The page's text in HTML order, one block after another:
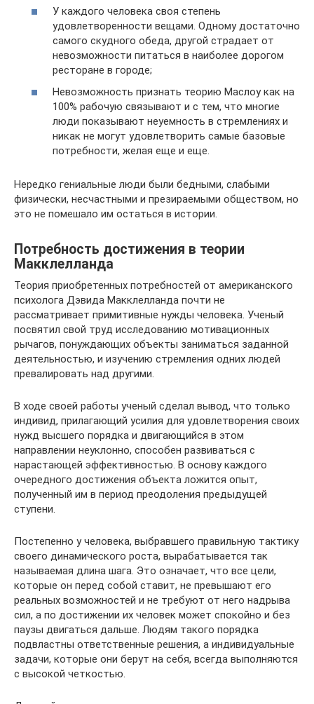
У каждого человека своя степень
удовлетворенности вещами. Одному достаточно
самого скудного обеда, другой страдает от
невозможности питаться в наиболее дорогом
ресторане в городе;
Невозможность признать теорию Маслоу как на
100% рабочую связывают и с тем, что многие
люди показывают неуемность в стремлениях и
никак не могут удовлетворить самые базовые
потребности, желая еще и еще.
Нередко гениальные люди были бедными, слабыми
физически, несчастными и презираемыми обществом, но
это не помешало им остаться в истории.
Потребность достижения в теории
Макклелланда
Теория приобретенных потребностей от американского
психолога Дэвида Макклелланда почти не
рассматривает примитивные нужды человека. Ученый
посвятил свой труд исследованию мотивационных
рычагов, понуждающих объекты заниматься заданной
деятельностью, и изучению стремления одних людей
превалировать над другими.
В ходе своей работы ученый сделал вывод, что только
индивид, прилагающий усилия для удовлетворения своих
нужд высшего порядка и двигающийся в этом
направлении неуклонно, способен развиваться с
нарастающей эффективностью. В основу каждого
очередного достижения объекта ложится опыт,
полученный им в период преодоления предыдущей
ступени.
Постепенно у человека, выбравшего правильную тактику
своего динамического роста, вырабатывается так
называемая длина шага. Это означает, что все цели,
которые он перед собой ставит, не превышают его
реальных возможностей и не требуют от него надрыва
сил, а по достижении их человек может спокойно и без
паузы двигаться дальше. Людям такого порядка
подвластны ответственные решения, а индивидуальные
задачи, которые они берут на себя, всегда выполняются
с высокой четкостью.